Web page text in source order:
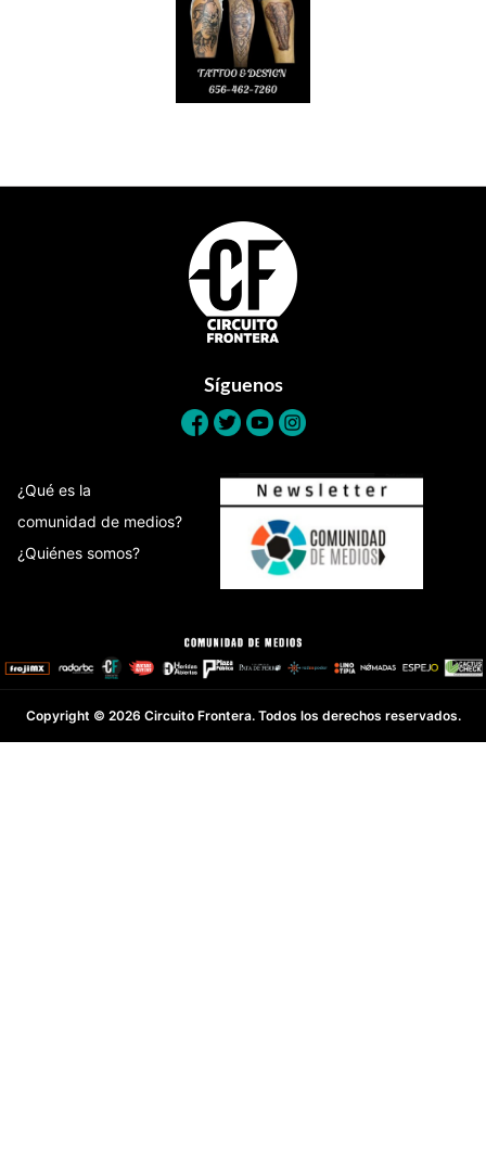
Síguenos
¿Qué es la
comunidad de medios?
¿Quiénes somos?
Copyright © 2026 Circuito Frontera. Todos los derechos reservados.